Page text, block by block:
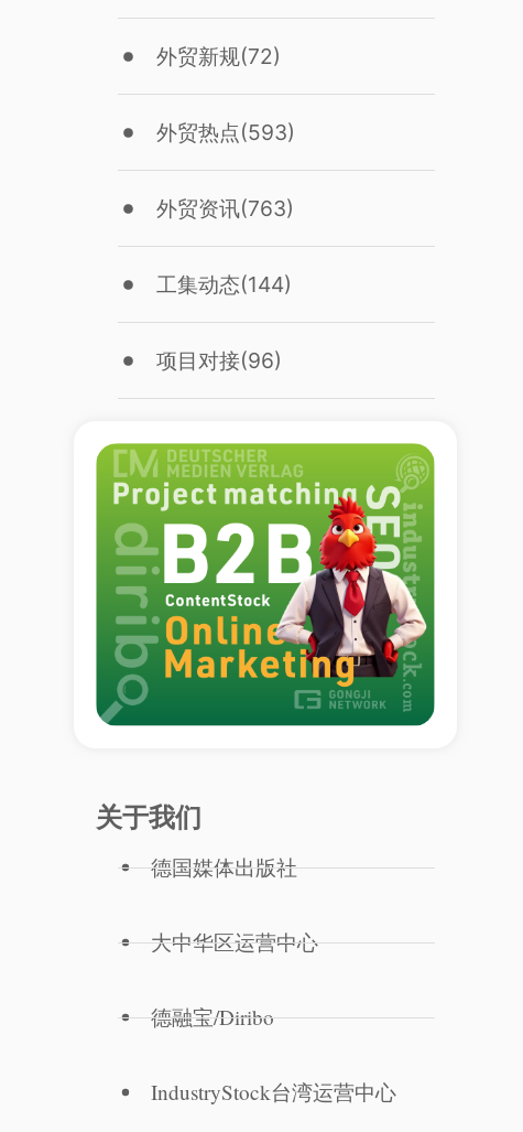
外贸新规(72)
外贸热点(593)
外贸资讯(763)
工集动态(144)
项目对接(96)
关于我们
德国媒体出版社
大中华区运营中心
德融宝/Diribo
IndustryStock台湾运营中心